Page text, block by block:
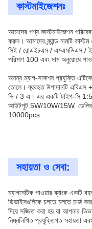
কাস্টমাইজেশনঃ
আমাদের পণ্য কাস্টমাইজেশন
করুন। আমাদের ব্র্যান্ড নামটি
সিই / রোএইচএস / এমএসডিএস /
পরিমাণ 100 এবং দাম অনুরোধে
অনন্য ম্যাগ-সাকশন প্রযুক্তি এটিকে
তোলে। ব্যবহৃত উপাদানটি এবিএস
ভি / 3 এ। এর একটি টাইপ-সি
আউটপুট.5W/10W/15W.
10000pcs.
সহায়তা ও সেবা:
ম্যাগনেটিক পাওয়ার ব্যাংক একটি
ডিভাইসগুলিকে চলতে চলতে চার্জ
দিয়ে সজ্জিত করা হয় যা আপনার
নিম্নলিখিত প্রযুক্তিগত সহায়তা